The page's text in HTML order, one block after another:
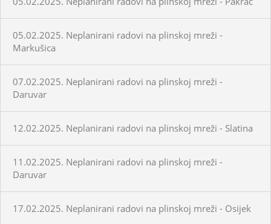
05.02.2025. Neplanirani radovi na plinskoj mreži -
Markušica
07.02.2025. Neplanirani radovi na plinskoj mreži -
Daruvar
12.02.2025. Neplanirani radovi na plinskoj mreži - Slatina
11.02.2025. Neplanirani radovi na plinskoj mreži -
Daruvar
17.02.2025. Neplanirani radovi na plinskoj mreži - Osijek